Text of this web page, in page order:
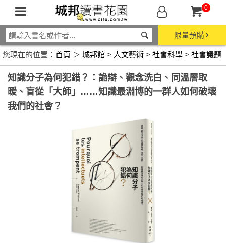
0
限量預購
您現在的位置： 首頁 ＞ 城邦館 > 人文藝術 > 社會科學 > 社會議題
知識分子為何犯錯？：詭辯、觀念洗白、同溫層取
暖、盲從「大師」……知識最淵博的一群人如何破壞
我們的社會？